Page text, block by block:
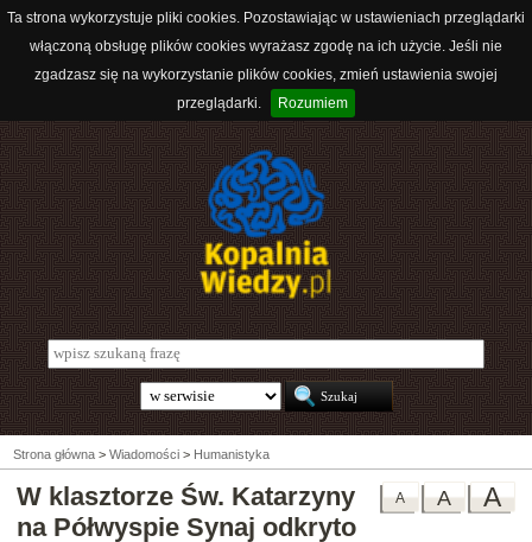
Ta strona wykorzystuje pliki cookies. Pozostawiając w ustawieniach przeglądarki
włączoną obsługę plików cookies wyrażasz zgodę na ich użycie. Jeśli nie
zgadzasz się na wykorzystanie plików cookies, zmień ustawienia swojej
przeglądarki.
Rozumiem
Strona główna > Wiadomości > Humanistyka
A
A
A
W klasztorze Św. Katarzyny
na Półwyspie Synaj odkryto